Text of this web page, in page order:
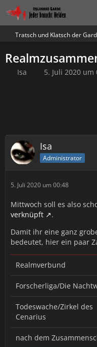
Tratsch und Klatsch der
Isa 5. Juli 2020 um
Isa
Administrator
5. Juli 2020 um 00:48
Mittwoch soll es also
verknüpft
.
Damit ihr eine ganz
bedeutet, hier ein paar
Realmverbund
Forscherliga/Die
Todeswache/Zirkel des
Cenarius
nach dem